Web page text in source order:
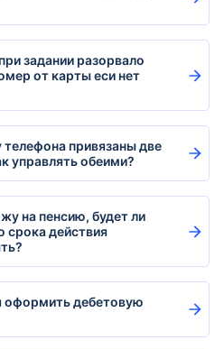
задании разорвало
от карты еси нет
привязаны две
управлять обеими?
на пенсию, будет ли
срока действия
оформить дебетовую